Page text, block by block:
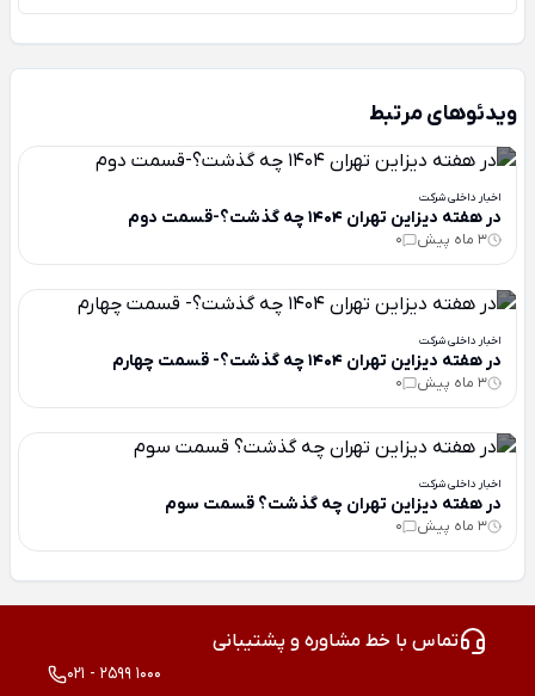
ویدئوهای مرتبط
اخبار داخلی شرکت
در هفته دیزاین تهران 1404 چه گذشت؟-قسمت دوم
3 ماه پیش 0
اخبار داخلی شرکت
در هفته دیزاین تهران 1404 چه گذشت؟- قسمت چهارم
3 ماه پیش 0
اخبار داخلی شرکت
در هفته دیزاین تهران چه گذشت؟ قسمت سوم
3 ماه پیش 0
تماس با خط مشاوره و پشتیبانی
021 - 2599 1000